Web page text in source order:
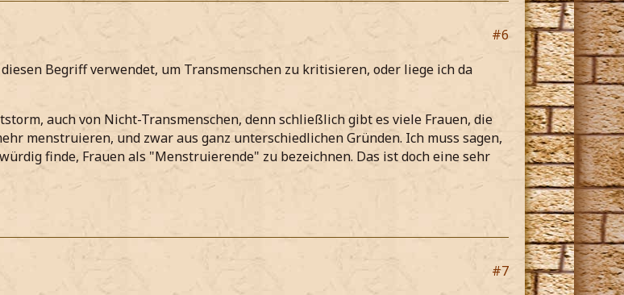
#6
Begriff verwendet, um Transmenschen zu kritisieren, oder liege ich da
auch von Nicht-Transmenschen, denn schließlich gibt es viele Frauen, die
menstruieren, und zwar aus ganz unterschiedlichen Gründen. Ich muss sagen,
finde, Frauen als "Menstruierende" zu bezeichnen. Das ist doch eine sehr
#7